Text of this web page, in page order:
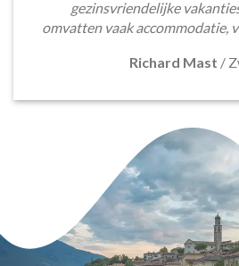
gezinsvriendelijke
omvatten vaak accommodatie,
Richard Mast /